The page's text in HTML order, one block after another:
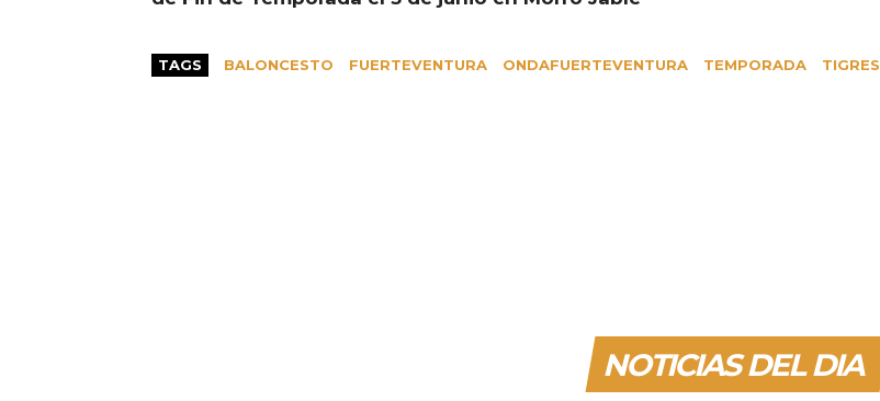
TAGS BALONCESTO FUERTEVENTURA ONDAFUERTEVENTURA TEMPORADA TIGRES
NOTICIAS DEL DIA